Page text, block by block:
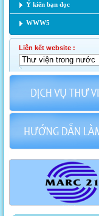
Ý kiến bạn đọc
WWW5
Liên kết website :